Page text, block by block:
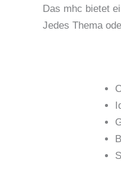
Das mhc bietet
Jedes Thema